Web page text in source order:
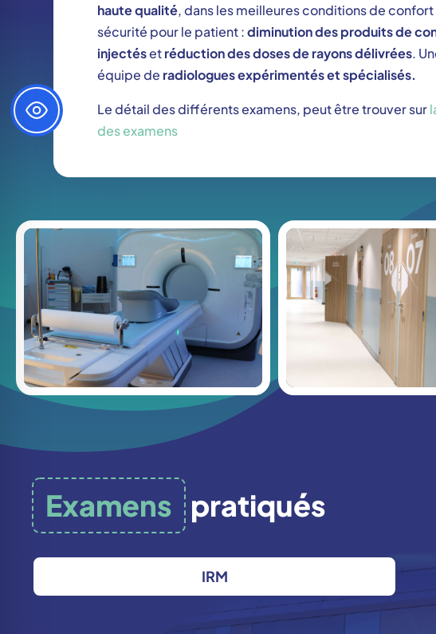
haute qualité, dans les meilleures conditions de
sécurité pour le patient :diminution des produits de
injectésetréduction des doses de rayons délivrées.
équipe de radiologues expérimentés et spécialisés.
Le détail des différents examens, peut être trouver sur
des examens
Examens pratiqués
IRM